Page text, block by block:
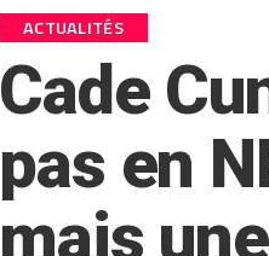
ACTUALITÉS
Cade
pas en
mais